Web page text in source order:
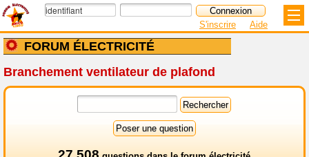
FORUM ÉLECTRICITÉ
S'inscrire Aide
Branchement ventilateur de plafond